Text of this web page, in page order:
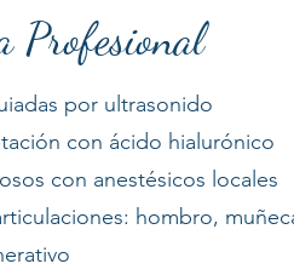
Profesional
por ultrasonido
con ácido hialurónico
con anestésicos locales
hombro,